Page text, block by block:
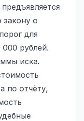
о
для
рублей.
иска.
по отчёту,